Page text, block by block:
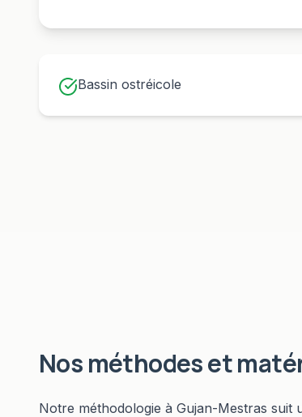
Bassin ostréicole
Nos méthodes et
Notre méthodologie à Gujan-Mestras